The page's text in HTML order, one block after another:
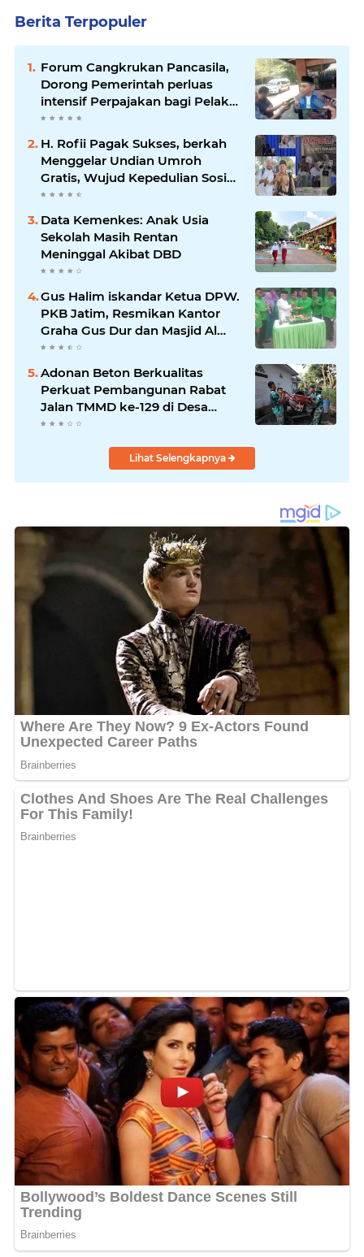
Berita Terpopuler
Forum Cangkrukan Pancasila,
Dorong Pemerintah perluas
intensif Perpajakan bagi Pelaku
Usaha UMKM.
H. Rofii Pagak Sukses, berkah
Menggelar Undian Umroh
Gratis, Wujud Kepedulian Sosial
berbagi.
Data Kemenkes: Anak Usia
Sekolah Masih Rentan
Meninggal Akibat DBD
Gus Halim iskandar Ketua DPW.
PKB Jatim, Resmikan Kantor
Graha Gus Dur dan Masjid Al
Iskandariyah, dorong Jadi Pusat
Pelayanan Warga dan Dakwah
Umat.
Adonan Beton Berkualitas
Perkuat Pembangunan Rabat
Jalan TMMD ke-129 di Desa
Ledoktempuro
Lihat Selengkapnya